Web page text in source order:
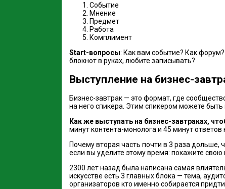
Событие
Мнение
Предмет
Работа
Комплимент
Start-вопросы: Как вам событие? Как
блокнот в руках, любите записывать?
Выступление на бизнес-
Бизнес-завтрак — это формат, где
на него спикера. Этим спикером можете
Как же выступать на бизнес-завтраках,
минут контента-монолога и 45 минут ответов
Почему вторая часть почти в 3 раза
если вы уделите этому время: покажите
2300 лет назад была написана самая
искусстве есть 3 главных блока — тема,
организаторов кто именно собирается